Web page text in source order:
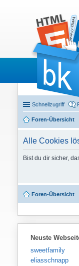
Schnellzugriff
Foren-Übersicht
Alle Cookies
Bist du dir sicher,
Foren-Übersicht
Neuste
sweetfamily
eliasschnapp